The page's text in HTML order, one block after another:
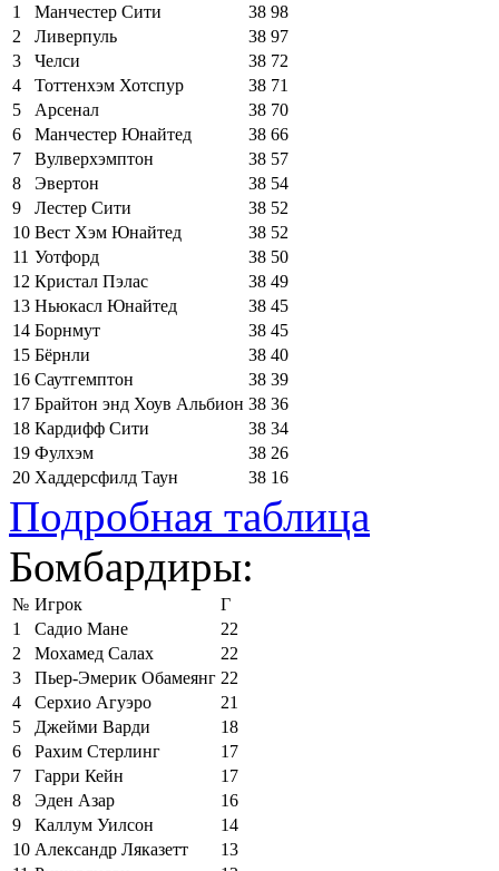
1
Манчестер Сити 38 98
2
Ливерпуль 38 97
3
Челси 38 72
4
Тоттенхэм Хотспур 38 71
5
Арсенал 38 70
6
Манчестер Юнайтед 38 66
7
Вулверхэмптон 38 57
8
Эвертон 38 54
9
Лестер Сити 38 52
10 Вест Хэм Юнайтед 38 52
11 Уотфорд 38 50
12 Кристал Пэлас 38 49
13 Ньюкасл Юнайтед 38 45
14 Борнмут 38 45
15 Бёрнли 38 40
16 Саутгемптон 38 39
17 Брайтон энд Хоув Альбион 38 36
18 Кардифф Сити 38 34
19 Фулхэм 38 26
20 Хаддерсфилд Таун 38 16
Подробная таблица
Бомбардиры:
№ Игрок
Г
1
Садио Мане
22
2
Мохамед Салах
22
3
Пьер-Эмерик Обамеянг 22
4
Серхио Агуэро
21
5
Джейми Варди
18
6
Рахим Стерлинг
17
7
Гарри Кейн
17
8
Эден Азар
16
9
Каллум Уилсон
14
10 Александр Ляказетт
13